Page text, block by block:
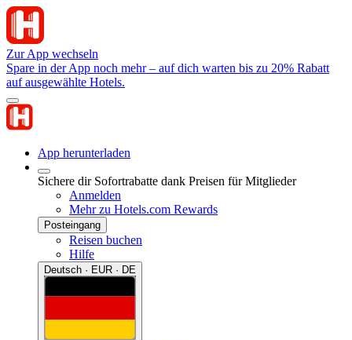
Zur App wechseln
Spare in der App noch mehr – auf dich warten bis zu 20% Rabatt
auf ausgewählte Hotels.
App herunterladen
Sichere dir Sofortrabatte dank Preisen für Mitglieder
Anmelden
Mehr zu Hotels.com Rewards
Posteingang
Reisen buchen
Hilfe
Deutsch · EUR · DE